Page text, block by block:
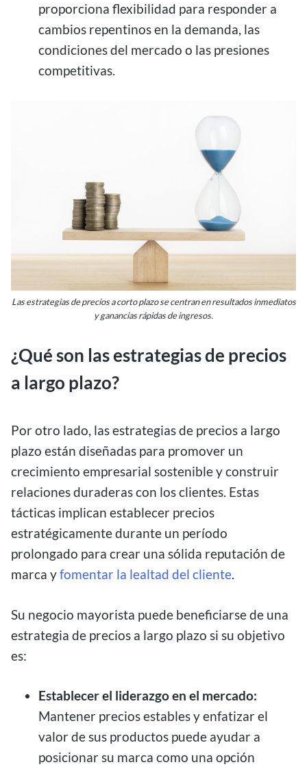
proporciona flexibilidad para responder a
cambios repentinos en la demanda, las
condiciones del mercado o las presiones
competitivas.
Las estrategias de precios a corto plazo se centran en resultados inmediatos
y ganancias rápidas de ingresos.
¿Qué son las estrategias de precios
a largo plazo?
Por otro lado, las estrategias de precios a largo
plazo están diseñadas para promover un
crecimiento empresarial sostenible y construir
relaciones duraderas con los clientes. Estas
tácticas implican establecer precios
estratégicamente durante un período
prolongado para crear una sólida reputación de
marca yfomentar la lealtad del cliente.
Su negocio mayorista puede beneficiarse de una
estrategia de precios a largo plazo si su objetivo
es:
Establecer el liderazgo en el mercado:
Mantener precios estables y enfatizar el
valor de sus productos puede ayudar a
posicionar su marca como una opción